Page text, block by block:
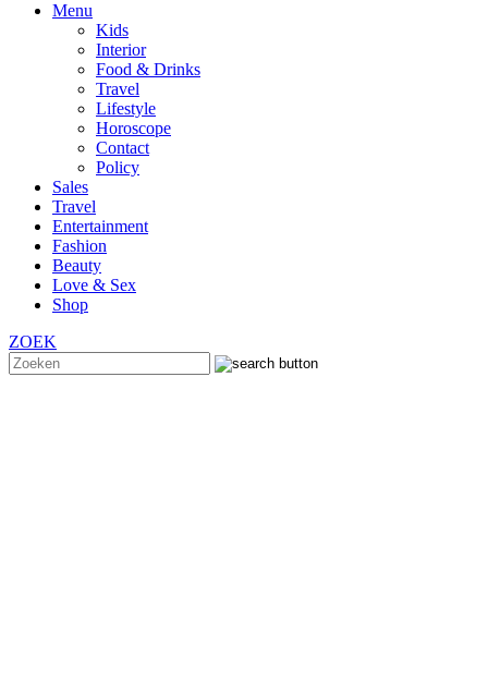
Menu
Kids
Interior
Food & Drinks
Travel
Lifestyle
Horoscope
Contact
Policy
Sales
Travel
Entertainment
Fashion
Beauty
Love & Sex
Shop
ZOEK